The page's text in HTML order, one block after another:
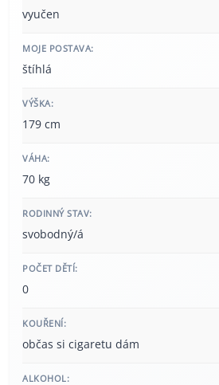
vyučen
MOJE POSTAVA:
štíhlá
VÝŠKA:
179 cm
VÁHA:
70 kg
RODINNÝ STAV:
svobodný/á
POČET DĚTÍ:
0
KOUŘENÍ:
občas si cigaretu dám
ALKOHOL: